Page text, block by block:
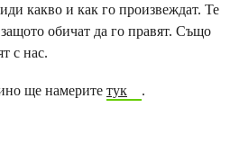
какво и как го произвеждат. Те
обичат да го правят. Също
с нас.
ще намерите тук .